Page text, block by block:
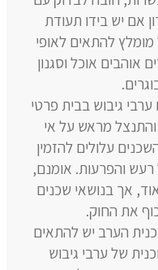
אם יש בידו תעודת
להתאים לאופי
אוכל וסגנון
גיבוש בבית פרטי
מראש על אי
עלולים להזמין
והפרעות. אומנם,
אך בנושאי שכנים
את החוק.
הערב יש להתאים
של ערבי גיבוש